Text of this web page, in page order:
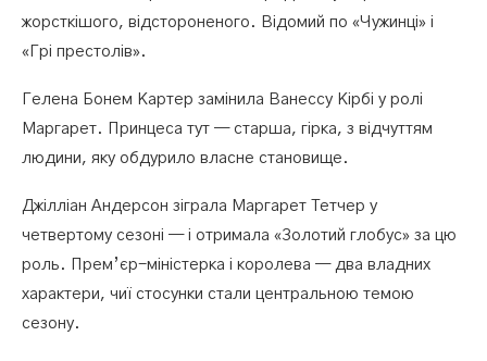
жорсткішого, відстороненого. Відомий по «Чужинці» і
«Грі престолів».
Гелена Бонем Картер замінила Ванессу Кірбі у ролі
Маргарет. Принцеса тут — старша, гірка, з відчуттям
людини, яку обдурило власне становище.
Джілліан Андерсон зіграла Маргарет Тетчер у
четвертому сезоні — і отримала «Золотий глобус» за цю
роль. Прем’єр-міністерка і королева — два владних
характери, чиї стосунки стали центральною темою
сезону.